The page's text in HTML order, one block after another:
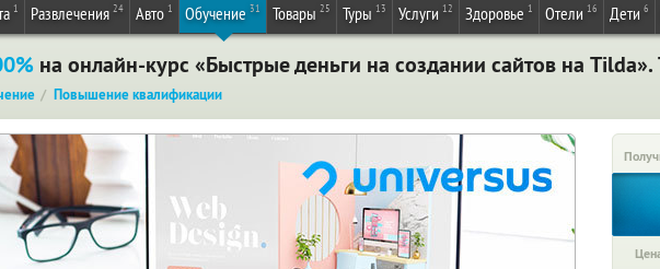
1 Развлечения 24 Авто 1 Обучение 31 Товары 25 Туры 13 Услуги 12 Здоровье 1 Отели 16 Дети 6
на онлайн-курс «Быстрые деньги на создании сайтов на Tilda».
Повышение квалификации